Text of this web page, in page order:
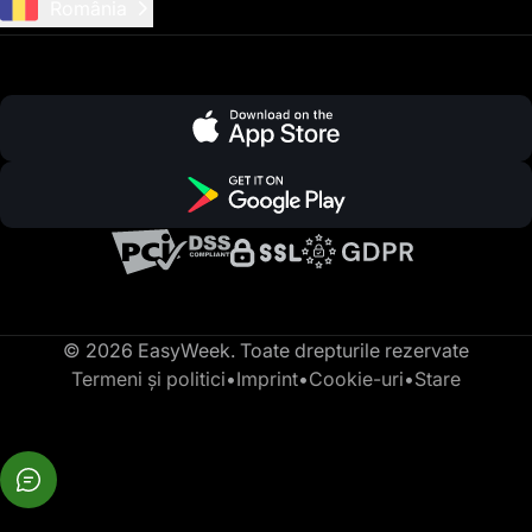
© 2026 EasyWeek. Toate drepturile rezervate
Termeni și politici•Imprint•Cookie-uri•Stare